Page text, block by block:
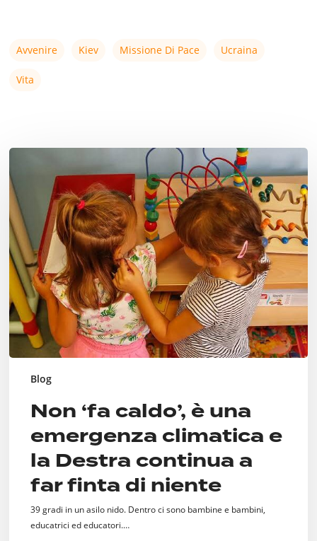
Avvenire Kiev Missione Di Pace Ucraina
Vita
Blog
Non
‘fa
caldo’,
una
emergenza
climatica
e
la
Destra
continua
a
finta
Non ‘fa caldo’, è una
emergenza climatica e
la Destra continua a
far finta di niente
39 gradi in un asilo nido. Dentro ci sono bambine e bambini,
educatrici ed educatori.…